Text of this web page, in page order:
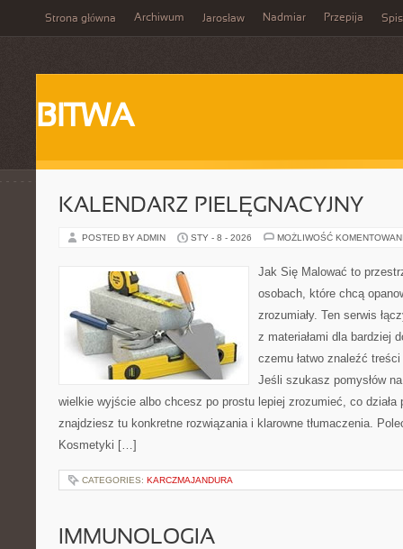
Strona główna Archiwum Jarosław Nadmiar Przepija
BITWA
KALENDARZ PIELĘGNACYJNY
POSTED BY ADMIN STY - 8 - 2026 MOŻLIWOŚĆ
Jak Się Malować to
osobach, które chcą
zrozumiały. Ten serwis
z materiałami dla bardziej
czemu łatwo znaleźć
Jeśli szukasz pomysłów
wielkie wyjście albo chcesz po prostu lepiej zrozumieć, co działa
znajdziesz tu konkretne rozwiązania i klarowne tłumaczenia.
Kosmetyki […]
CATEGORIES: KARCZMAJANDURA
IMMUNOLOGIA